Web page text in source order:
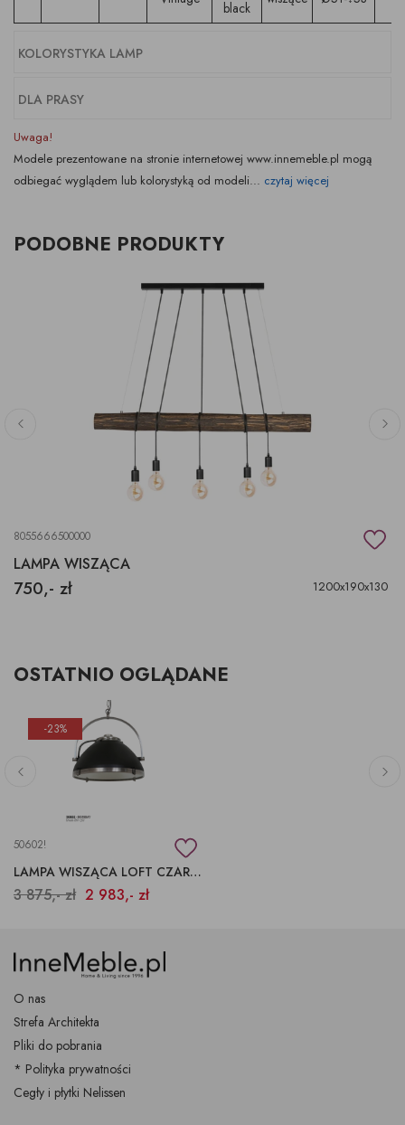
black
KOLORYSTYKA LAMP
DLA PRASY
Uwaga!
Modele prezentowane na stronie internetowej www.innemeble.pl mogą
odbiegać wyglądem lub kolorystyką od modeli... czytaj więcej
PODOBNE PRODUKTY
8055666500000
LAMPA WISZĄCA
750,- zł 1200x190x130
OSTATNIO OGLĄDANE
-23%
50602!
LAMPA WISZĄCA LOFT CZARNA
3 875,- zł 2 983,- zł
O nas
Strefa Architekta
Pliki do pobrania
* Polityka prywatności
Cegły i płytki Nelissen